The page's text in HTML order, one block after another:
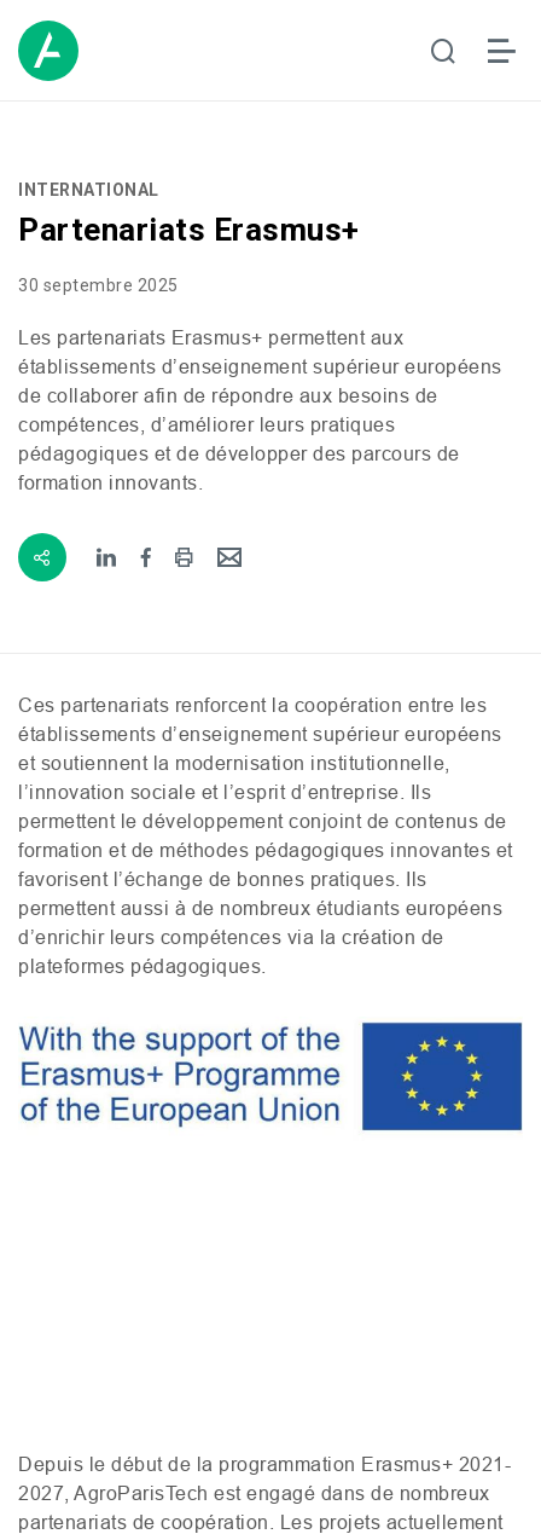
INTERNATIONAL
Partenariats Erasmus+
30 septembre 2025
Les partenariats Erasmus+ permettent aux
établissements d’enseignement supérieur européens
de collaborer afin de répondre aux besoins de
compétences, d’améliorer leurs pratiques
pédagogiques et de développer des parcours de
formation innovants.
Ces partenariats renforcent la coopération entre les
établissements d’enseignement supérieur européens
et soutiennent la modernisation institutionnelle,
l’innovation sociale et l’esprit d’entreprise. Ils
permettent le développement conjoint de contenus de
formation et de méthodes pédagogiques innovantes et
favorisent l’échange de bonnes pratiques. Ils
permettent aussi à de nombreux étudiants européens
d’enrichir leurs compétences via la création de
plateformes pédagogiques.
Depuis le début de la programmation Erasmus+ 2021-
2027, AgroParisTech est engagé dans de nombreux
partenariats de coopération. Les projets actuellement